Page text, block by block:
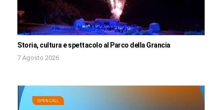
Storia, cultura e spettacolo al Parco della Grancia
7 Agosto 2026